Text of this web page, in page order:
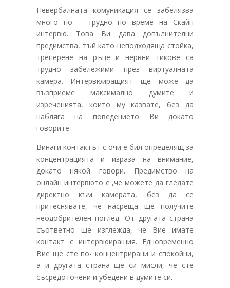
Невербалната комуникация се забелязва
много по – трудно по време на Скайп
интервю. Това Ви дава допълнителни
предимства, тъй като неподходяща стойка,
треперене на ръце и нервни тикове са
трудно забележими през виртуалната
камера. Интервюиращият ще може да
възприеме максимално думите и
изреченията, които му казвате, без да
набляга на поведението Ви докато
говорите.
Винаги контактът с очи е бил определящ за
концентрацията и израза на внимание,
докато някой говори. Предимство на
онлайн интервюто е ,че можете да гледате
директно към камерата, без да се
притеснявате, че насреща ще получите
неодобрителен поглед. От другата страна
съответно ще изглежда, че Вие имате
контакт с интервюиращия. Едновременно
Вие ще сте по- концентрирани и спокойни,
а и другата страна ще си мисли, че сте
съсредоточени и убедени в думите си.